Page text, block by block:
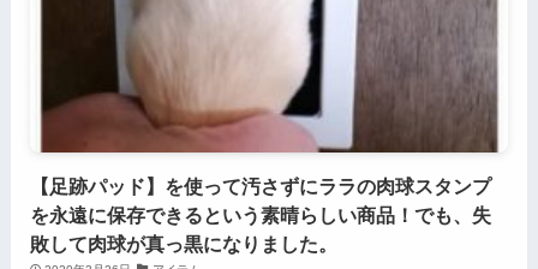
【足跡パッド】を使って汚さずにララの肉球スタンプ
を永遠に保存できるという素晴らしい商品！でも、失
敗して肉球が真っ黒になりました。